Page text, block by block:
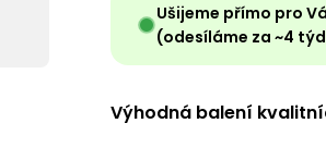
Ušijeme přímo pro
(odesíláme za ~4
Výhodná balení